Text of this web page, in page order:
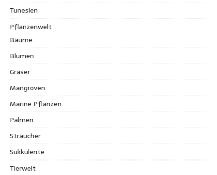
Tunesien
Pflanzenwelt
Bäume
Blumen
Gräser
Mangroven
Marine Pflanzen
Palmen
Sträucher
Sukkulente
Tierwelt